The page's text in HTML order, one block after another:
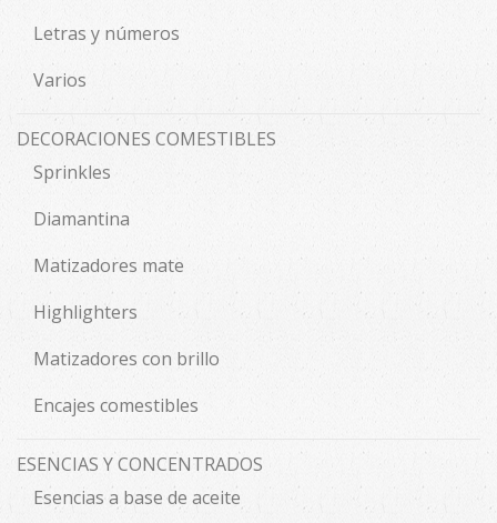
Letras y números
Varios
DECORACIONES COMESTIBLES
Sprinkles
Diamantina
Matizadores mate
Highlighters
Matizadores con brillo
Encajes comestibles
ESENCIAS Y CONCENTRADOS
Esencias a base de aceite